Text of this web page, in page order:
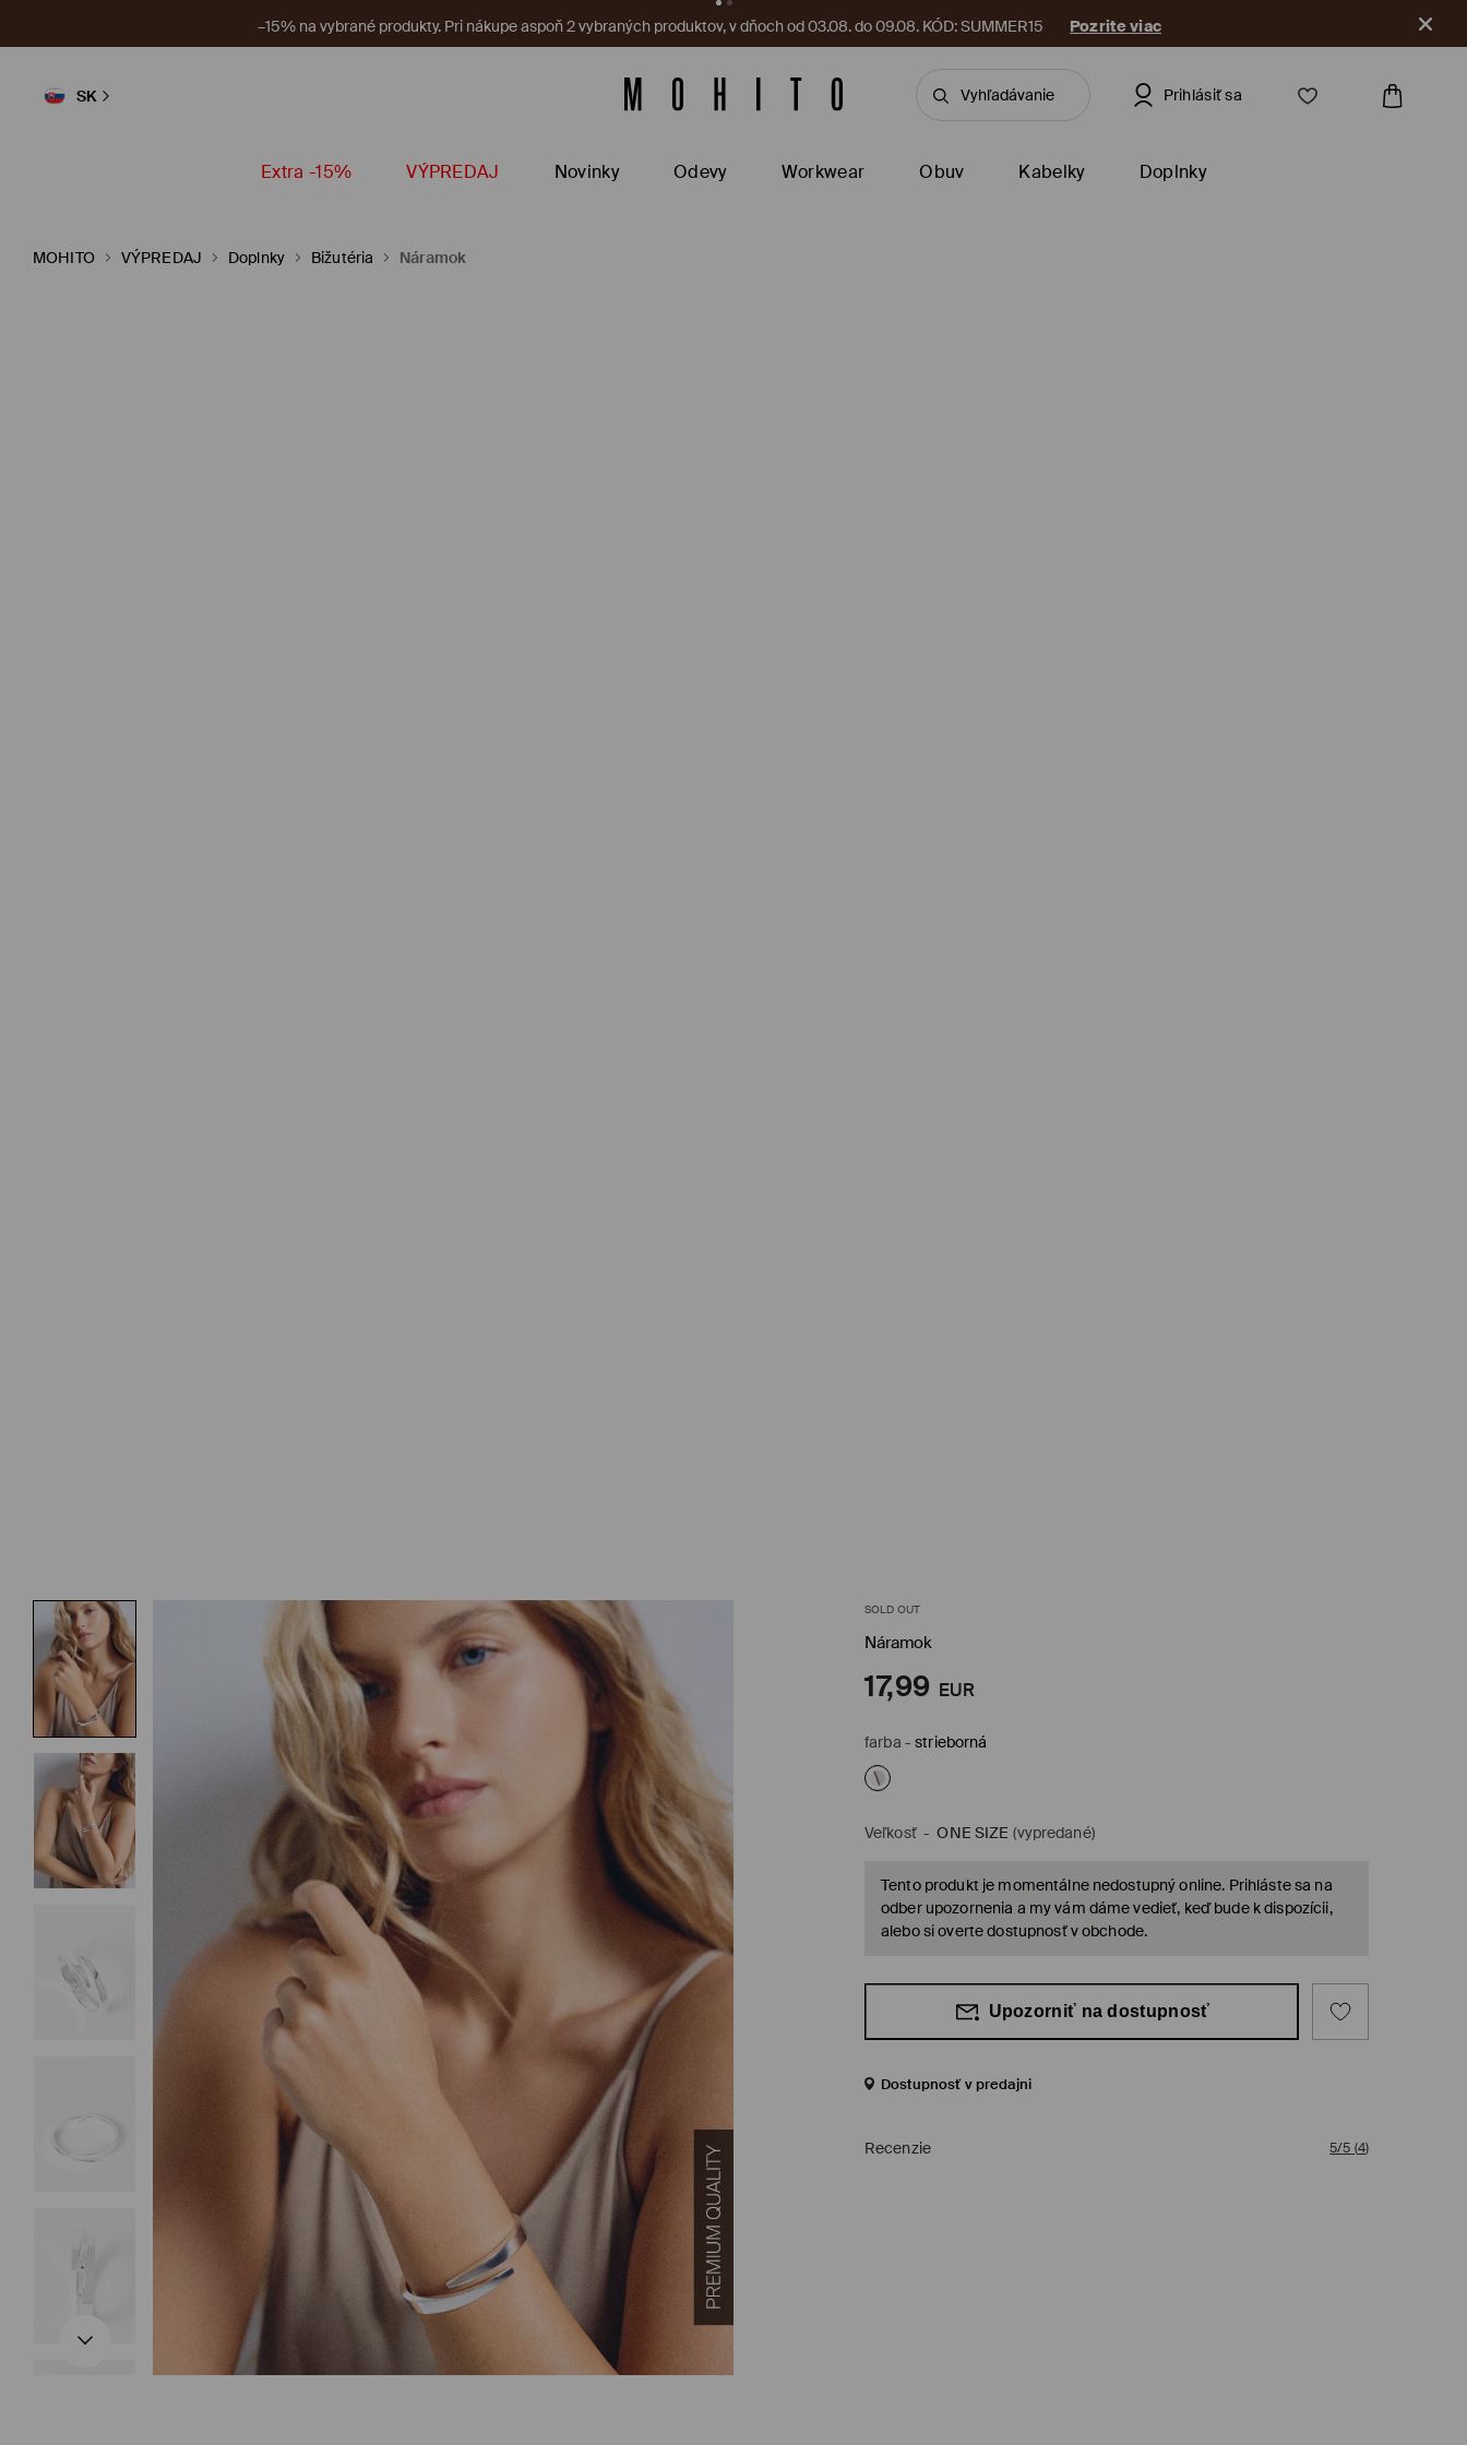
V aplikácii na vás čaká nový kupón! Vyzdvihnite si ho ešte teraz. Stiahnite si aplikáciu
SK Prihlásiť sa
Extra -15% VÝPREDAJ Novinky Odevy Workwear Obuv Kabelky Doplnky
MOHITO VÝPREDAJ Doplnky Bižutéria Náramok
SOLD OUT
Náramok
17,99 EUR
farba -strieborná
Veľkosť-ONE SIZE (vypredané)
Tento produkt je momentálne nedostupný online. Prihláste sa na
odber upozornenia a my vám dáme vedieť, keď bude k dispozícii,
alebo si overte dostupnosť v obchode.
Upozorniť na dostupnosť
Dostupnosť v predajni
Recenzie 5/5 (4)